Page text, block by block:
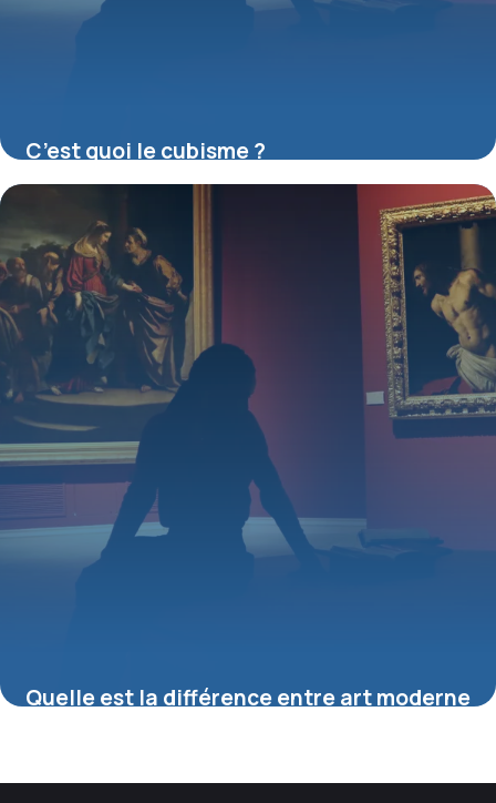
C’est quoi le cubisme ?
16 juillet 2026
Quelle est la différence entre art moderne